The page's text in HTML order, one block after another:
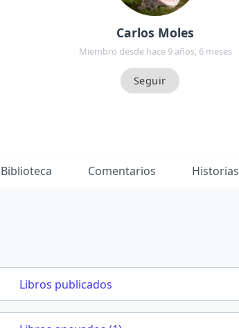
Carlos Moles
Miembro desde hace 9 años, 6 meses
Biblioteca Comentarios Historias
Libros publicados